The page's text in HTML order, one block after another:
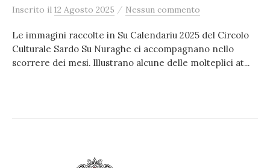
Inserito il 12 Agosto 2025 / Nessun commento
Le immagini raccolte in Su Calendariu 2025 del Circolo
Culturale Sardo Su Nuraghe ci accompagnano nello
scorrere dei mesi. Illustrano alcune delle molteplici at...